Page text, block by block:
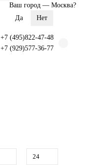
Ваш город — Москва?
+7 (495)822-47-48
+7 (929)577-36-77